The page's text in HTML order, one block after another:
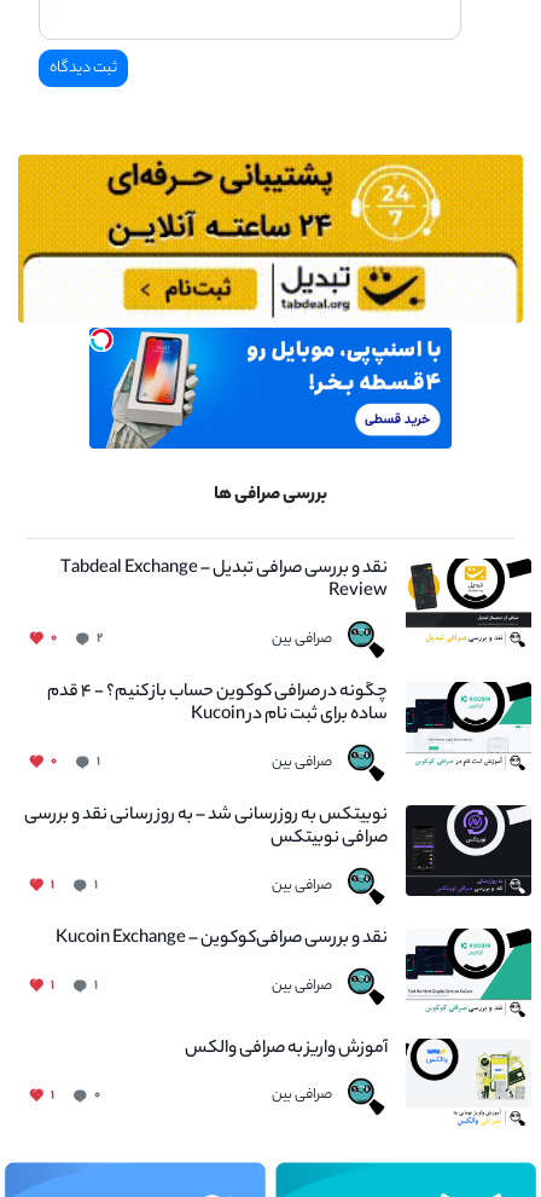
بررسی صرافی ها
نقد و بررسی صرافی تبدیل – Tabdeal Exchange
Review
صرافی بین ۲ ۰
چگونه در صرافی کوکوین حساب باز کنیم؟ - ۴ قدم
ساده برای ثبت نام در Kucoin
صرافی بین ۱ ۰
نوبیتکس به روزرسانی شد – به روز رسانی نقد و بررسی
صرافی نوبیتکس
صرافی بین ۱ ۱
نقد و بررسی صرافی‌کوکوین – Kucoin Exchange
صرافی بین ۱ ۱
آموزش واریز به صرافی والکس
صرافی بین ۰ ۱